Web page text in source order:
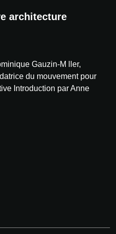
architecture
Gauzin-M ller,
du mouvement pour
Introduction par Anne